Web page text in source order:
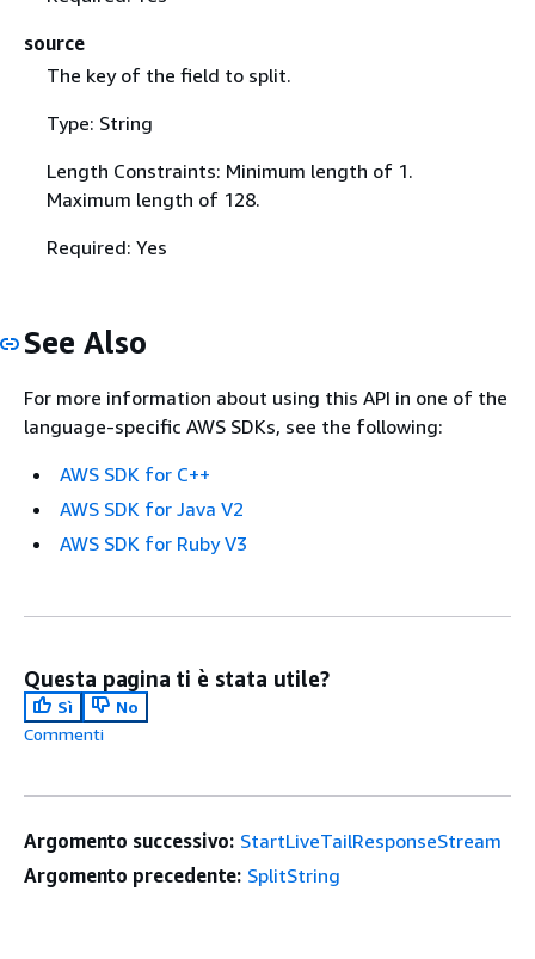
source
The key of the field to split.
Type: String
Length Constraints: Minimum length of 1.
Maximum length of 128.
Required: Yes
See Also
For more information about using this API in one of the
language-specific AWS SDKs, see the following:
AWS SDK for C++
AWS SDK for Java V2
AWS SDK for Ruby V3
Questa pagina ti è stata utile?
Sì
No
Commenti
Argomento successivo: StartLiveTailResponseStream
Argomento precedente: SplitString